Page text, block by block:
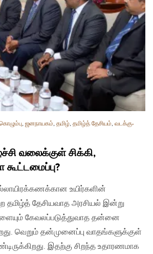
, ஜனநாயகம், தமிழ், தமிழ்த் தேசியம், வடக்கு-
வலைக்குள் சிக்கி,
கூட்டமைப்பு?
உயிர்களின்
தமிழ்த் தேசியவாத அரசியல் இன்று
கேவலப்படுத்துவாத தன்னை
வெறும் தன்முனைப்பு வாதங்களுக்குள்
இதற்கு சிறந்த உதாரணமாக